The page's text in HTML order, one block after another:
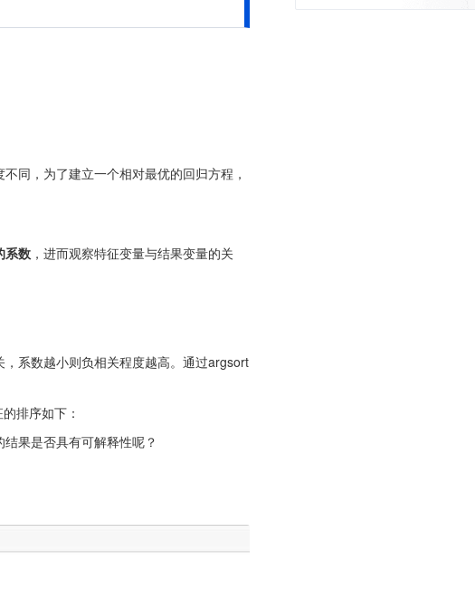
同，为了建立一个相对最优的回归方程，
系数 ，进而观察特征变量与结果变量的关
系数越小则负相关程度越高。通过argsort
排序如下：
果是否具有可解释性呢？